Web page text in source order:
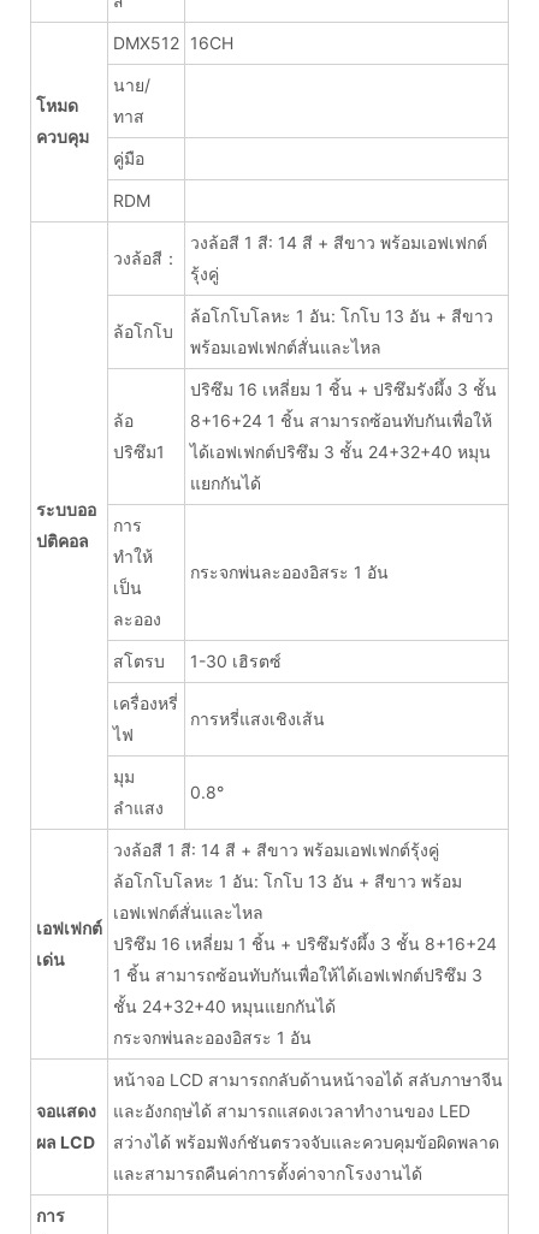
โหมด
ควบคุม
DMX512 16CH
นาย/
ทาส
คู่มือ
RDM
ระบบออ
ปติคอล
วงล้อสี：
วงล้อสี 1 สี: 14 สี + สีขาว พร้อมเอฟเฟกต์
รุ้งคู่
ล้อโกโบ
ล้อโกโบโลหะ 1 อัน: โกโบ 13 อัน + สีขาว
พร้อมเอฟเฟกต์สั่นและไหล
ล้อ
ปริซึม1
ปริซึม 16 เหลี่ยม 1 ชิ้น + ปริซึมรังผึ้ง 3 ชั้น
8+16+24 1 ชิ้น สามารถซ้อนทับกันเพื่อให้
ได้เอฟเฟกต์ปริซึม 3 ชั้น 24+32+40 หมุน
แยกกันได้
การ
ทำให้
เป็น
ละออง
กระจกพ่นละอองอิสระ 1 อัน
สโตรบ 1-30 เฮิรตซ์
เครื่องหรี่
ไฟ
การหรี่แสงเชิงเส้น
มุม
ลำแสง
0.8°
เอฟเฟกต์
เด่น
วงล้อสี 1 สี: 14 สี + สีขาว พร้อมเอฟเฟกต์รุ้งคู่
ล้อโกโบโลหะ 1 อัน: โกโบ 13 อัน + สีขาว พร้อม
เอฟเฟกต์สั่นและไหล
ปริซึม 16 เหลี่ยม 1 ชิ้น + ปริซึมรังผึ้ง 3 ชั้น 8+16+24
1 ชิ้น สามารถซ้อนทับกันเพื่อให้ได้เอฟเฟกต์ปริซึม 3
ชั้น 24+32+40 หมุนแยกกันได้
กระจกพ่นละอองอิสระ 1 อัน
จอแสดง
ผล LCD
หน้าจอ LCD สามารถกลับด้านหน้าจอได้ สลับภาษาจีน
และอังกฤษได้ สามารถแสดงเวลาทำงานของ LED
สว่างได้ พร้อมฟังก์ชันตรวจจับและควบคุมข้อผิดพลาด
และสามารถคืนค่าการตั้งค่าจากโรงงานได้
การ